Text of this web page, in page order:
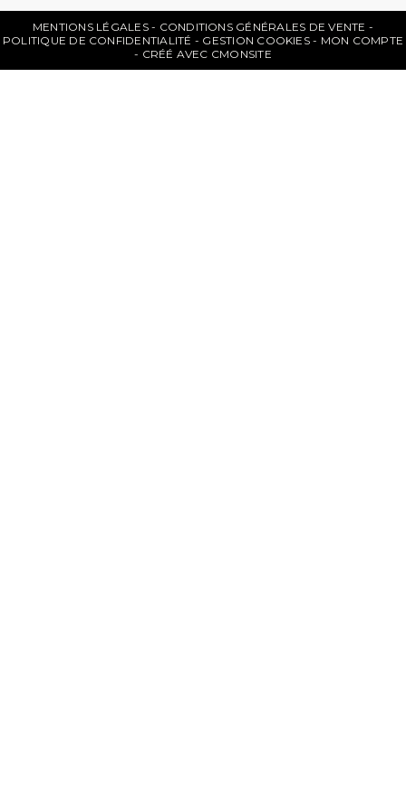
MENTIONS LÉGALES
CONDITIONS GÉNÉRALES DE VENTE
POLITIQUE DE CONFIDENTIALITÉ
GESTION COOKIES
MON COMPTE
CRÉÉ AVEC CMONSITE